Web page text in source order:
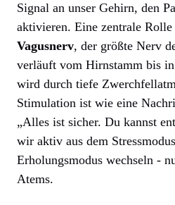
Signal an unser Gehirn, den
aktivieren. Eine zentrale
Vagusnerv, der größte Nerv
verläuft vom Hirnstamm bis
wird durch tiefe
Stimulation ist wie eine
„Alles ist sicher. Du kannst
wir aktiv aus dem
Erholungsmodus wechseln -
Atems.